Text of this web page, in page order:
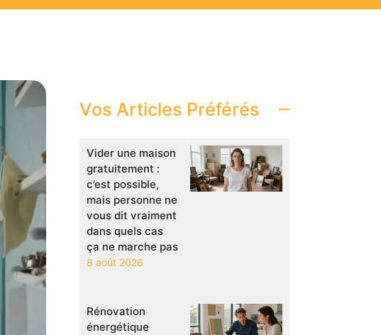
Vos Articles Préférés
Vider une maison
gratuitement :
c’est possible,
mais personne ne
vous dit vraiment
dans quels cas
ça ne marche pas
8 août 2026
Rénovation
énergétique